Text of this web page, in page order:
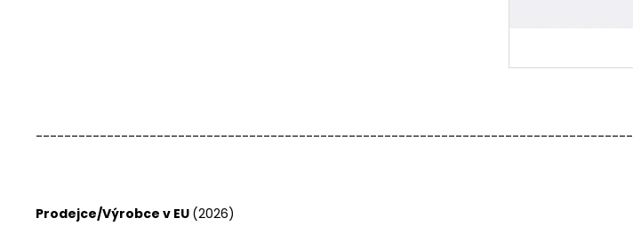
------------------------------------------------------------------------------------
Prodejce/Výrobce v EU (2026)